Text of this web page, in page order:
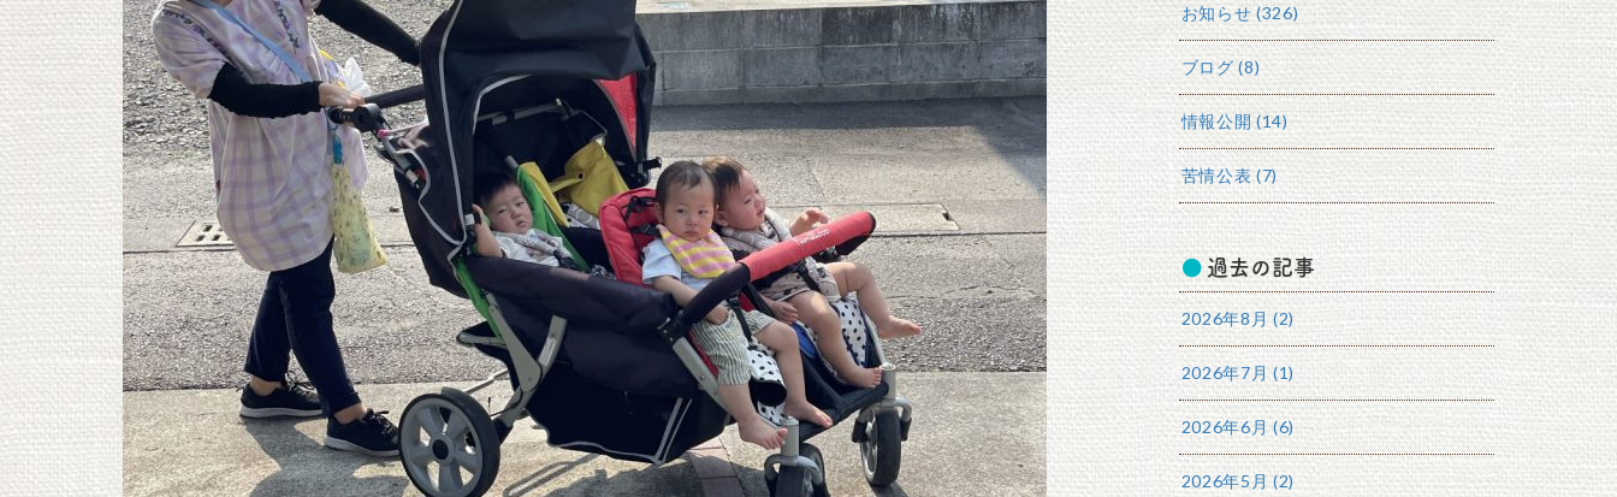
お知らせ (326)
ブログ (8)
情報公開 (14)
苦情公表 (7)
過去の記事
2026年8月 (2)
2026年7月 (1)
2026年6月 (6)
2026年5月 (2)